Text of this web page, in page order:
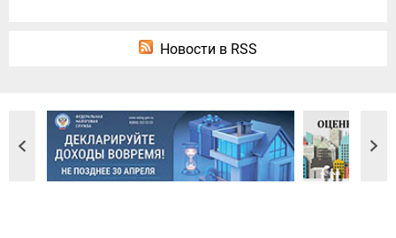
Новости в RSS